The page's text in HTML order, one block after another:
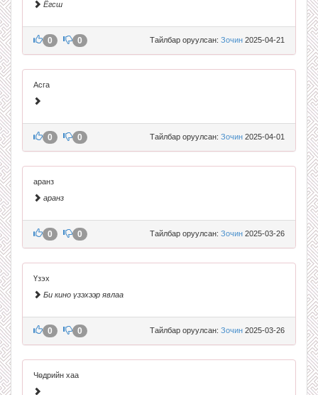
Ёгсш
Тайлбар оруулсан: Зочин 2025-04-21
0 0
Асга
Тайлбар оруулсан: Зочин 2025-04-01
0 0
аранз
аранз
Тайлбар оруулсан: Зочин 2025-03-26
0 0
Үзэх
Би кино үзэхээр явлаа
Тайлбар оруулсан: Зочин 2025-03-26
0 0
Чөдрийн хаа